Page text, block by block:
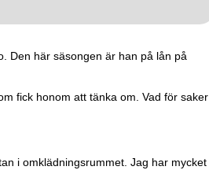
Den här säsongen är han på lån på
fick honom att tänka om. Vad för saker
i omklädningsrummet. Jag har mycket